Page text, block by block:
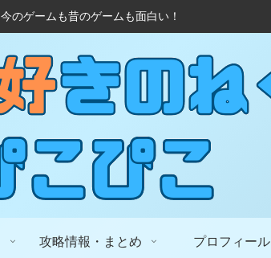
今のゲームも昔のゲームも面白い！
攻略情報・まとめ プロフィール